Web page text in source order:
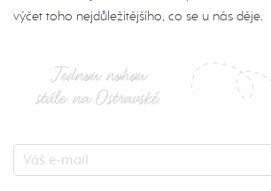
výčet toho nejdůležitějšího, co se u nás děje.
Jednou nohou
stále na Ostravské